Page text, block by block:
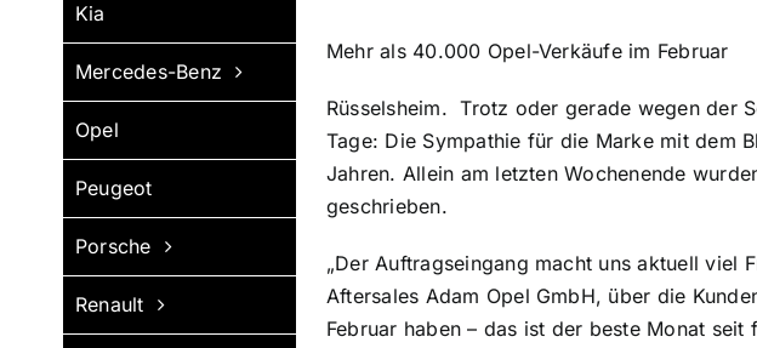
Kia
Mercedes-Benz
Opel
Peugeot
Porsche
Renault
Mehr als 40.000 Opel-Verkäufe im Februar
Rüsselsheim. Trotz oder gerade wegen der
Tage: Die Sympathie für die Marke mit dem
Jahren. Allein am letzten Wochenende
geschrieben.
„Der Auftragseingang macht uns aktuell viel
Aftersales Adam Opel GmbH, über die
Februar haben – das ist der beste Monat